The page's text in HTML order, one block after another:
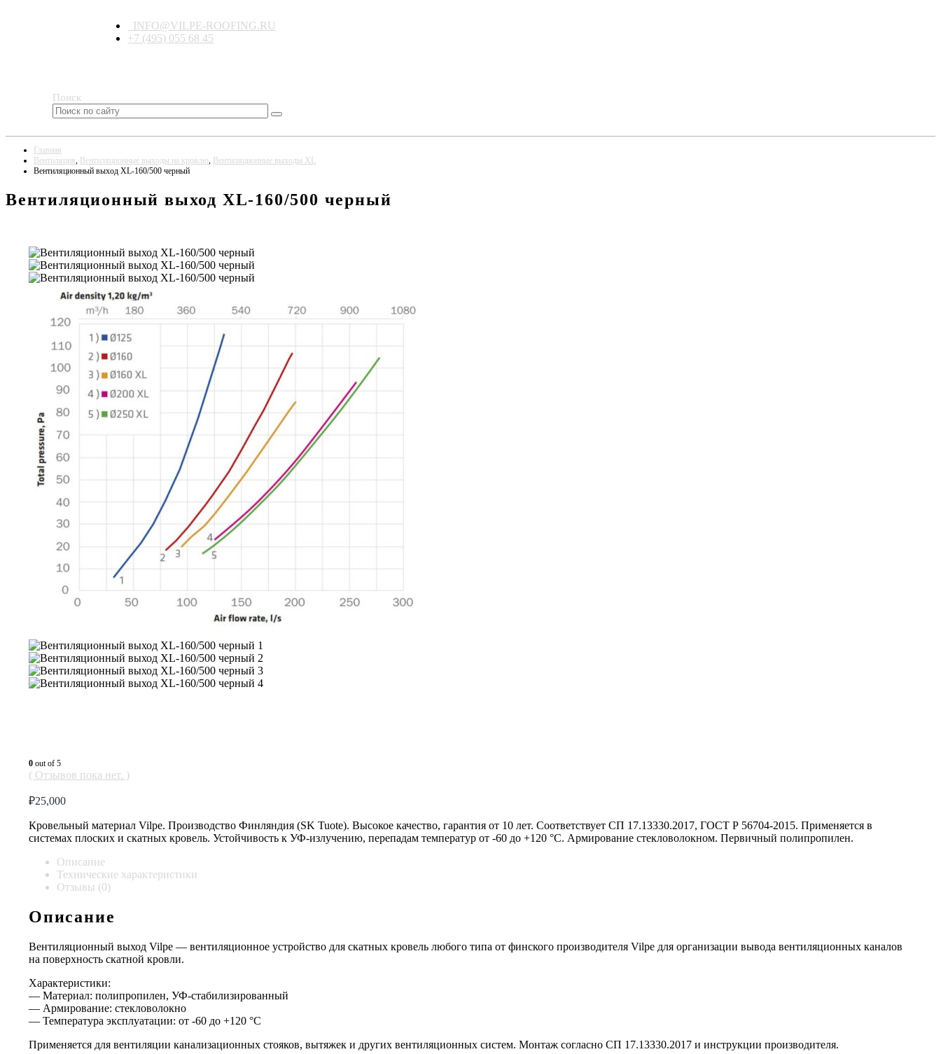
INFO@VILPE-ROOFING.RU
+7 (495) 055 68 45
Поиск
Главная
Вентиляция, Вентиляционные выходы на кровлю, Вентиляционные выходы XL
Вентиляционный выход XL-160/500 черный
Вентиляционный выход XL-160/500 черный
0 out of 5
( Отзывов пока нет. )
₽25,000
Кровельный материал Vilpe. Производство Финляндия (SK Tuote). Высокое качество, гарантия от 10 лет. Соответствует СП 17.13330.2017, ГОСТ Р 56704-2015. Применяется в
системах плоских и скатных кровель. Устойчивость к УФ-излучению, перепадам температур от -60 до +120 °C. Армирование стекловолокном. Первичный полипропилен.
Описание
Технические характеристики
Отзывы (0)
Описание
Вентиляционный выход Vilpe — вентиляционное устройство для скатных кровель любого типа от финского производителя Vilpe для организации вывода вентиляционных каналов
на поверхность скатной кровли.
Характеристики:
— Материал: полипропилен, УФ-стабилизированный
— Армирование: стекловолокно
— Температура эксплуатации: от -60 до +120 °C
Применяется для вентиляции канализационных стояков, вытяжек и других вентиляционных систем. Монтаж согласно СП 17.13330.2017 и инструкции производителя.